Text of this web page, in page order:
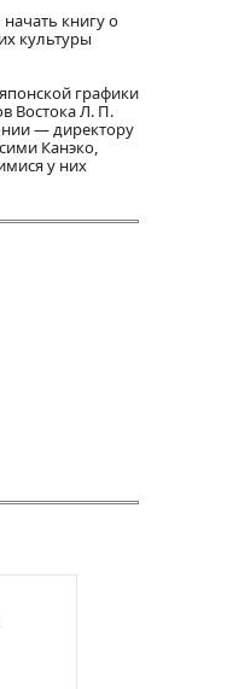
книгу о
культуры
графики
Востока Л. П.
— директору
Канэко,
у них